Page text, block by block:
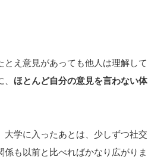
とえ意見があっても他人は理解して
ほとんど自分の意見を言わない体
大学に入ったあとは、少しずつ社交
係も以前と比べればかなり広がりま